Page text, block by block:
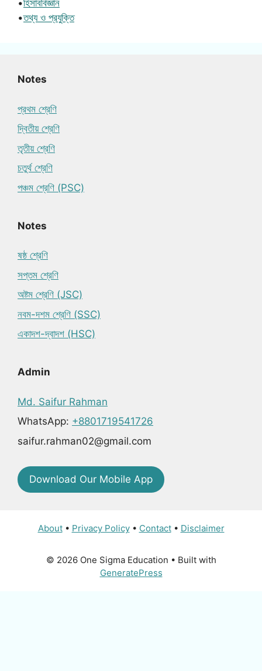
•হিসাববিজ্ঞান
•তথ্য ও প্রযুক্তি
Notes
প্রথম শ্রেণি
দ্বিতীয় শ্রেণি
তৃতীয় শ্রেণি
চতুর্থ শ্রেণি
পঞ্চম শ্রেণি (PSC)
Notes
ষষ্ঠ শ্রেণি
সপ্তম শ্রেণি
অষ্টম শ্রেণি (JSC)
নবম-দশম শ্রেণি (SSC)
একাদশ-দ্বাদশ (HSC)
Admin
Md. Saifur Rahman
WhatsApp: +8801719541726
saifur.rahman02@gmail.com
Download Our Mobile App
About• Privacy Policy• Contact• Disclaimer
© 2026 One Sigma Education • Built with
GeneratePress